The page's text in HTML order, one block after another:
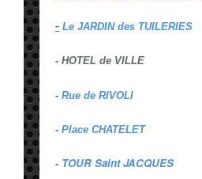
- Le JARDIN des TUILERIES
- HOTEL de VILLE
- Rue de RIVOLI
- Place CHATELET
- TOUR Saint JACQUES